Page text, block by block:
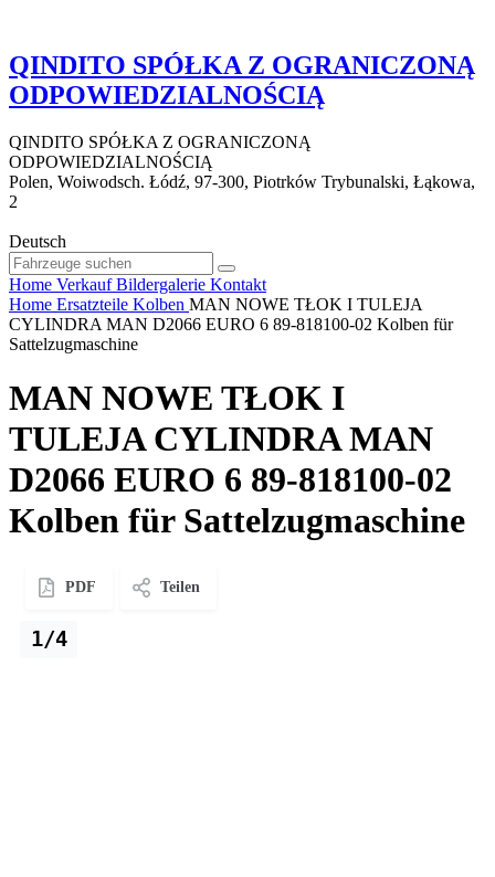
QINDITO SPÓŁKA Z OGRANICZONĄ
ODPOWIEDZIALNOŚCIĄ
QINDITO SPÓŁKA Z OGRANICZONĄ
ODPOWIEDZIALNOŚCIĄ
Polen, Woiwodsch. Łódź, 97-300, Piotrków Trybunalski, Łąkowa,
2
Deutsch
Home Verkauf Bildergalerie Kontakt
Home Ersatzteile Kolben MAN NOWE TŁOK I TULEJA
CYLINDRA MAN D2066 EURO 6 89-818100-02 Kolben für
Sattelzugmaschine
MAN NOWE TŁOK I
TULEJA CYLINDRA MAN
D2066 EURO 6 89-818100-02
Kolben für Sattelzugmaschine
PDF Teilen
1/4